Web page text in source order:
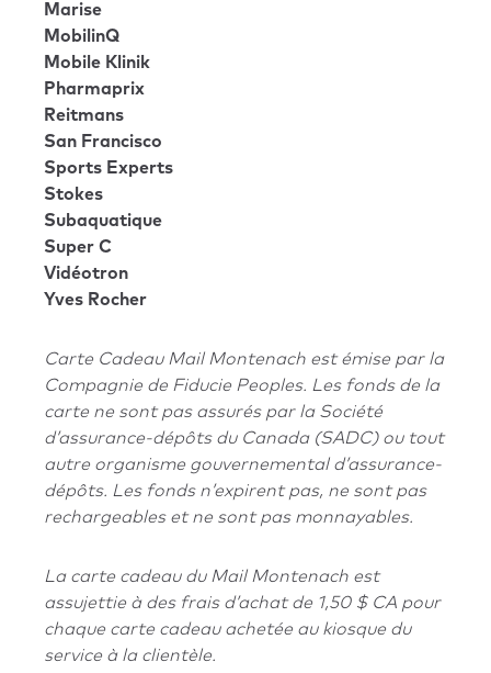
Marise
MobilinQ
Mobile Klinik
Pharmaprix
Reitmans
San Francisco
Sports Experts
Stokes
Subaquatique
Super C
Vidéotron
Yves Rocher
Carte Cadeau Mail Montenach est émise par la
Compagnie de Fiducie Peoples. Les fonds de la
carte ne sont pas assurés par la Société
d’assurance-dépôts du Canada (SADC) ou tout
autre organisme gouvernemental d’assurance-
dépôts. Les fonds n’expirent pas, ne sont pas
rechargeables et ne sont pas monnayables.
La carte cadeau du Mail Montenach est
assujettie à des frais d’achat de 1,50 $ CA pour
chaque carte cadeau achetée au kiosque du
service à la clientèle.